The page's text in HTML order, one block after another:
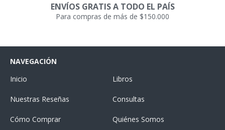
ENVÍOS GRATIS A TODO EL PAÍS
Para compras de más de $150.000
NAVEGACIÓN
Inicio
Libros
Nuestras Reseñas Consultas
Cómo Comprar Quiénes Somos